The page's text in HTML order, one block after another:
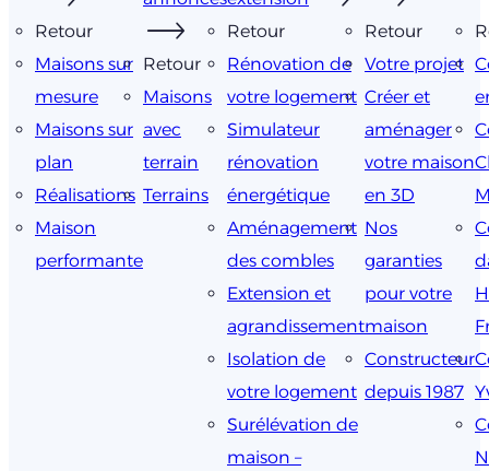
Retour
Maisons sur
mesure
Maisons sur
plan
Réalisations
Maison
performante
Retour
Maisons
avec
terrain
Terrains
Retour
Rénovation de
votre logement
Simulateur
rénovation
énergétique
Aménagement
des combles
Extension et
agrandissement
Isolation de
votre logement
Surélévation de
maison –
Retour
Votre projet
Créer et
aménager
votre maison
en 3D
Nos
garanties
pour votre
maison
Constructeur
depuis 1987